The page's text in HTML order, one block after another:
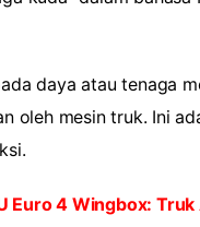
daya atau tenaga
oleh mesin truk. Ini
Euro 4 Wingbox: